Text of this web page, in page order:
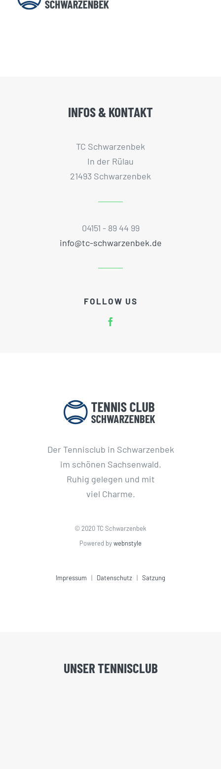
INFOS & KONTAKT
TC Schwarzenbek
In der Rülau
21493 Schwarzenbek
04151 - 89 44 99
info@tc-schwarzenbek.de
FOLLOW US
Der Tennisclub in Schwarzenbek
im schönen Sachsenwald.
Ruhig gelegen und mit
viel Charme.
© 2020 TC Schwarzenbek
Powered bywebnstyle
Impressum | Datenschutz | Satzung
UNSER TENNISCLUB